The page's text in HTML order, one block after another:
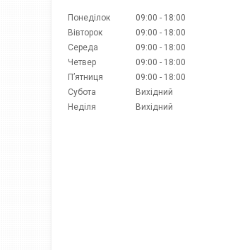
Понеділок 09:00
18:00
Вівторок
09:00
18:00
Середа
09:00
18:00
Четвер
09:00
18:00
Пʼятниця
09:00
18:00
Субота
Вихідний
Неділя
Вихідний